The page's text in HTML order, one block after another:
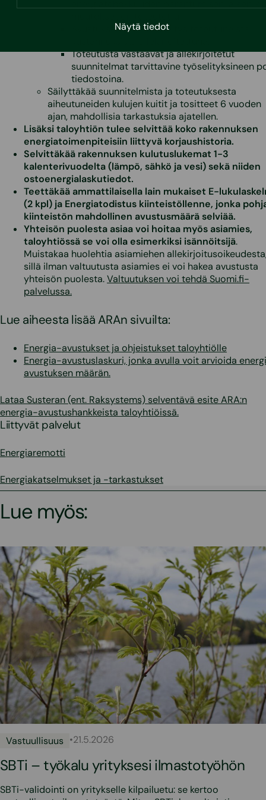
Näytä tiedot
Avustuksen saajan selvitys toteutuneista
Toteutusta vastaavat ja allekirjoitetut
suunnitelmat tarvittavine työselityksineen
tiedostoina.
Säilyttäkää suunnitelmista ja toteutuksesta
aiheutuneiden kulujen kuitit ja tositteet 6 vuoden
ajan, mahdollisia tarkastuksia ajatellen.
Lisäksi taloyhtiön tulee selvittää koko rakennuksen
energiatoimenpiteisiin liittyvä korjaushistoria.
Selvittäkää rakennuksen kulutuslukemat 1-3
kalenterivuodelta (lämpö, sähkö ja vesi) sekä niiden
ostoenergialaskutiedot.
Teettäkää ammattilaisella lain mukaiset E-
(2 kpl) ja Energiatodistus kiinteistöllenne, jonka
kiinteistön mahdollinen avustusmäärä selviää.
Yhteisön puolesta asiaa voi hoitaa myös asiamies,
taloyhtiössä se voi olla esimerkiksi isännöitsijä.
Muistakaa huolehtia asiamiehen
sillä ilman valtuutusta asiamies ei voi hakea avustusta
yhteisön puolesta.Valtuutuksen voi tehdä Suomi.fi-
palvelussa.
Lue aiheesta lisää ARAn sivuilta:
Energia-avustukset ja ohjeistukset taloyhtiölle
Energia-avustuslaskuri, jonka avulla voit arvioida
avustuksen määrän.
Lataa Susteran (ent. Raksystems) selventävä esite ARA:n
energia-avustushankkeista taloyhtiöissä.
Liittyvät palvelut
Energiaremotti
Energiakatselmukset ja -tarkastukset
Lue myös:
Vastuullisuus •21.5.2026
SBTi – työkalu yrityksesi ilmastotyöhön
SBTi-validointi on yritykselle kilpailuetu: se kertoo